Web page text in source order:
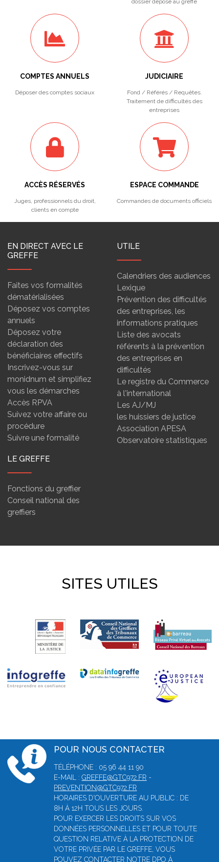
dossier déposé au greffe
COMPTES ANNUELS
Déposer des comptes sociaux
JUDICIAIRE
Fond / Référés / Requêtes.
Traitement de difficultés des
entreprises
ACCÈS RÉSERVÉS
Juges, professionnels du droit,
clients en compte
ESPACE COMMANDE
Commandes de documents officiels
EN DIRECT AVEC LE
GREFFE
Faites vos formalités
dématérialisées
Déposez vos comptes
annuels
Déposez votre
déclaration des
bénéficiaires effectifs
Inscrivez-vous sur
monidnum et simplifiez
vous les démarches
Accès RPVA
Suivez votre affaire ou
procédure
Suivre une formalité
UTILE
Calendriers des audiences
Lexique
Prévention des difficultés
des entreprises, les
informations pratiques
Liste des avocats
référents à la prévention
des entreprises en
difficultés
Le registre du Commerce
à l'international
Les AJ/MJ
les huissiers de justice
Association APESA
Observatoire statistiques
LE GREFFE
Fonctions du greffier
Conseil national des
greffiers
SITES UTILES
POUR NOUS CONTACTER
TÉLÉPHONE : 05 96 44 11 90
E-MAIL : GREFFE@GTC972.FR -
PREVENTION@GTC972.FR
HORAIRES D'OUVERTURE AU PUBLIC : DE
8H À 12H TOUS LES JOURS.
POUR EXERCER LES DROITS SUR VOS
DONNÉES PERSONNELLES ET POUR TOUTE
QUESTION RELATIVE À LA PROTECTION DE
VOTRE PRIVÉE PAR LE GREFFE, VOUS
POUVEZ CONTACTER NOTRE DPO À